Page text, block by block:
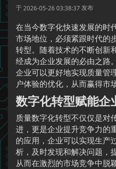
于2026-05-26 03:38:37发布
在当今数字化快速发展的时
市场地位，必须紧跟时代的
转型。随着技术的不断创新
经成为企业发展的必由之路
企业可以更好地实现质量管
户体验的优化，从而赢得市
数字化转型赋能企
质量数字化转型不仅仅是对
进，更是企业提升竞争力的
的应用，企业可以实现生产
析，及时发现和解决问题，
从而在激烈的市场竞争中脱